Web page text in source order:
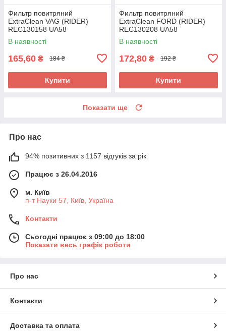
Фильтр повитряний
ExtraClean VAG (RIDER)
REC130158 UA58
В наявності
165,60 ₴ 184 ₴
Купити
Фильтр повитряний
ExtraClean FORD (RIDER)
REC130208 UA58
В наявності
172,80 ₴ 192 ₴
Купити
Показати ще
Про нас
94% позитивних з 1157 відгуків за рік
Працює з 26.04.2016
м. Київ
п-т Науки 57, Київ, Україна
Контакти
Сьогодні працює з 09:00 до 18:00
Показати весь графік роботи
Про нас
Контакти
Доставка та оплата